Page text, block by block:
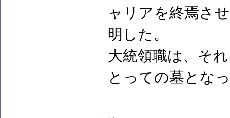
ャリアを終焉さ
明した。
大統領職は、そ
とっての墓とな